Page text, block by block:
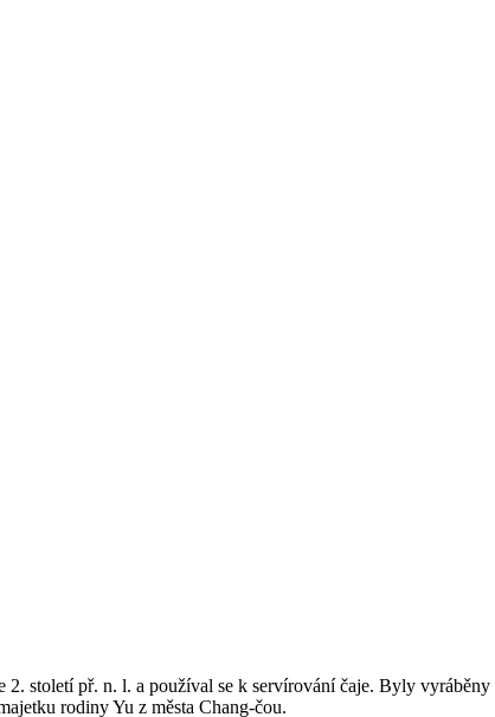
století př. n. l. a používal se k servírování čaje. Byly
rodiny Yu z města Chang-čou.